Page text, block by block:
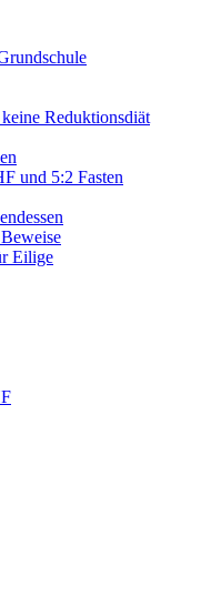
Reduktionsdiät
und 5:2 Fasten
Eilige